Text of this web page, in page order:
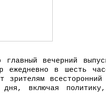
вечерний
ежедневно в шесть
зрителям
дня, включая